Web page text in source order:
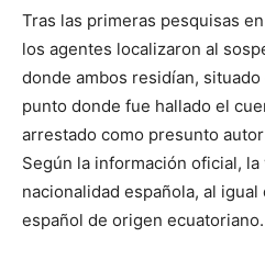
Tras las primeras pesquisas
los agentes localizaron al
donde ambos residían,
punto donde fue hallado el
arrestado como presunto
Según la información oficial, la
nacionalidad española, al
español de origen ecuatoriano.